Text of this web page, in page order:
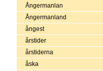
Ångermanlan
Ångermanland
ångest
årstider
årstiderna
åska